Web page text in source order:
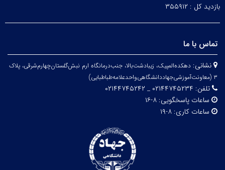
بازدید کل : ۳۵۵۹۱۲
تماس با ما
نشانی: دهکده‌المپیک، زیبا‌دشت‌بالا، جنب‌درمانگاه ارم نبش‌گلستان‌چهارم‌شرقی، پلاک
۳ (معاونت‌آموزشی‌جهاد‌دانشگاهی‌واحد‌علامه‌طباطبایی)
تلفن: ۰۲۱۴۴۷۴۵۲۳۴ _ ۰۲۱۴۴۷۴۵۲۴۲
ساعات پاسخگویی: ۸-۱۶
ساعات کاری: ۸-۱۹